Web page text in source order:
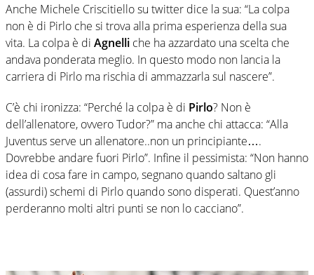
Anche Michele Criscitiello su twitter dice la sua: “La colpa
non è di Pirlo che si trova alla prima esperienza della sua
vita. La colpa è di Agnelli che ha azzardato una scelta che
andava ponderata meglio. In questo modo non lancia la
carriera di Pirlo ma rischia di ammazzarla sul nascere”.
C’è chi ironizza: “Perché la colpa è di Pirlo? Non è
dell’allenatore, ovvero Tudor?” ma anche chi attacca: “Alla
Juventus serve un allenatore..non un principiante….
Dovrebbe andare fuori Pirlo”. Infine il pessimista: “Non hanno
idea di cosa fare in campo, segnano quando saltano gli
(assurdi) schemi di Pirlo quando sono disperati. Quest’anno
perderanno molti altri punti se non lo cacciano”.